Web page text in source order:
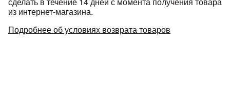
из интернет-магазина.
Подробнее об условиях возврата товаров